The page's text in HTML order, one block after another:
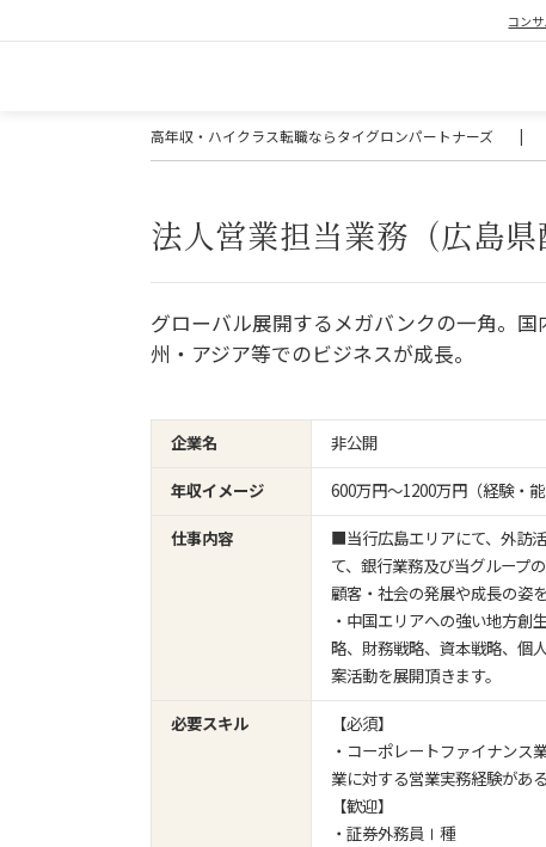
コン
高年収・ハイクラス転職ならタイグロンパートナーズ |
法人営業担当業務（広島県
グローバル展開するメガバンクの一角。
州・アジア等でのビジネスが成長。
企業名
非公開
年収イメージ
600万円〜1200万円（経験・
仕事内容
■当行広島エリアにて、外訪
て、銀行業務及び当グループ
顧客・社会の発展や成長の姿
・中国エリアへの強い地方創
略、財務戦略、資本戦略、個
案活動を展開頂きます。
必要スキル
【必須】
・コーポレートファイナン
業に対する営業実務経験がある
【歓迎】
・証券外務員Ⅰ種